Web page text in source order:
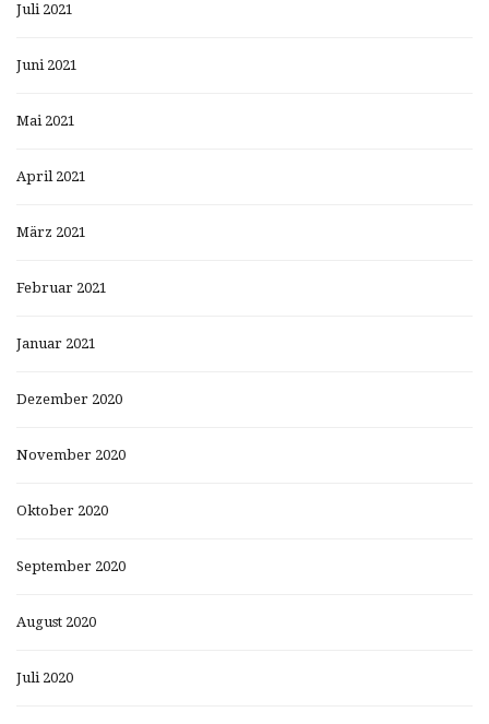
Juli 2021
Juni 2021
Mai 2021
April 2021
März 2021
Februar 2021
Januar 2021
Dezember 2020
November 2020
Oktober 2020
September 2020
August 2020
Juli 2020